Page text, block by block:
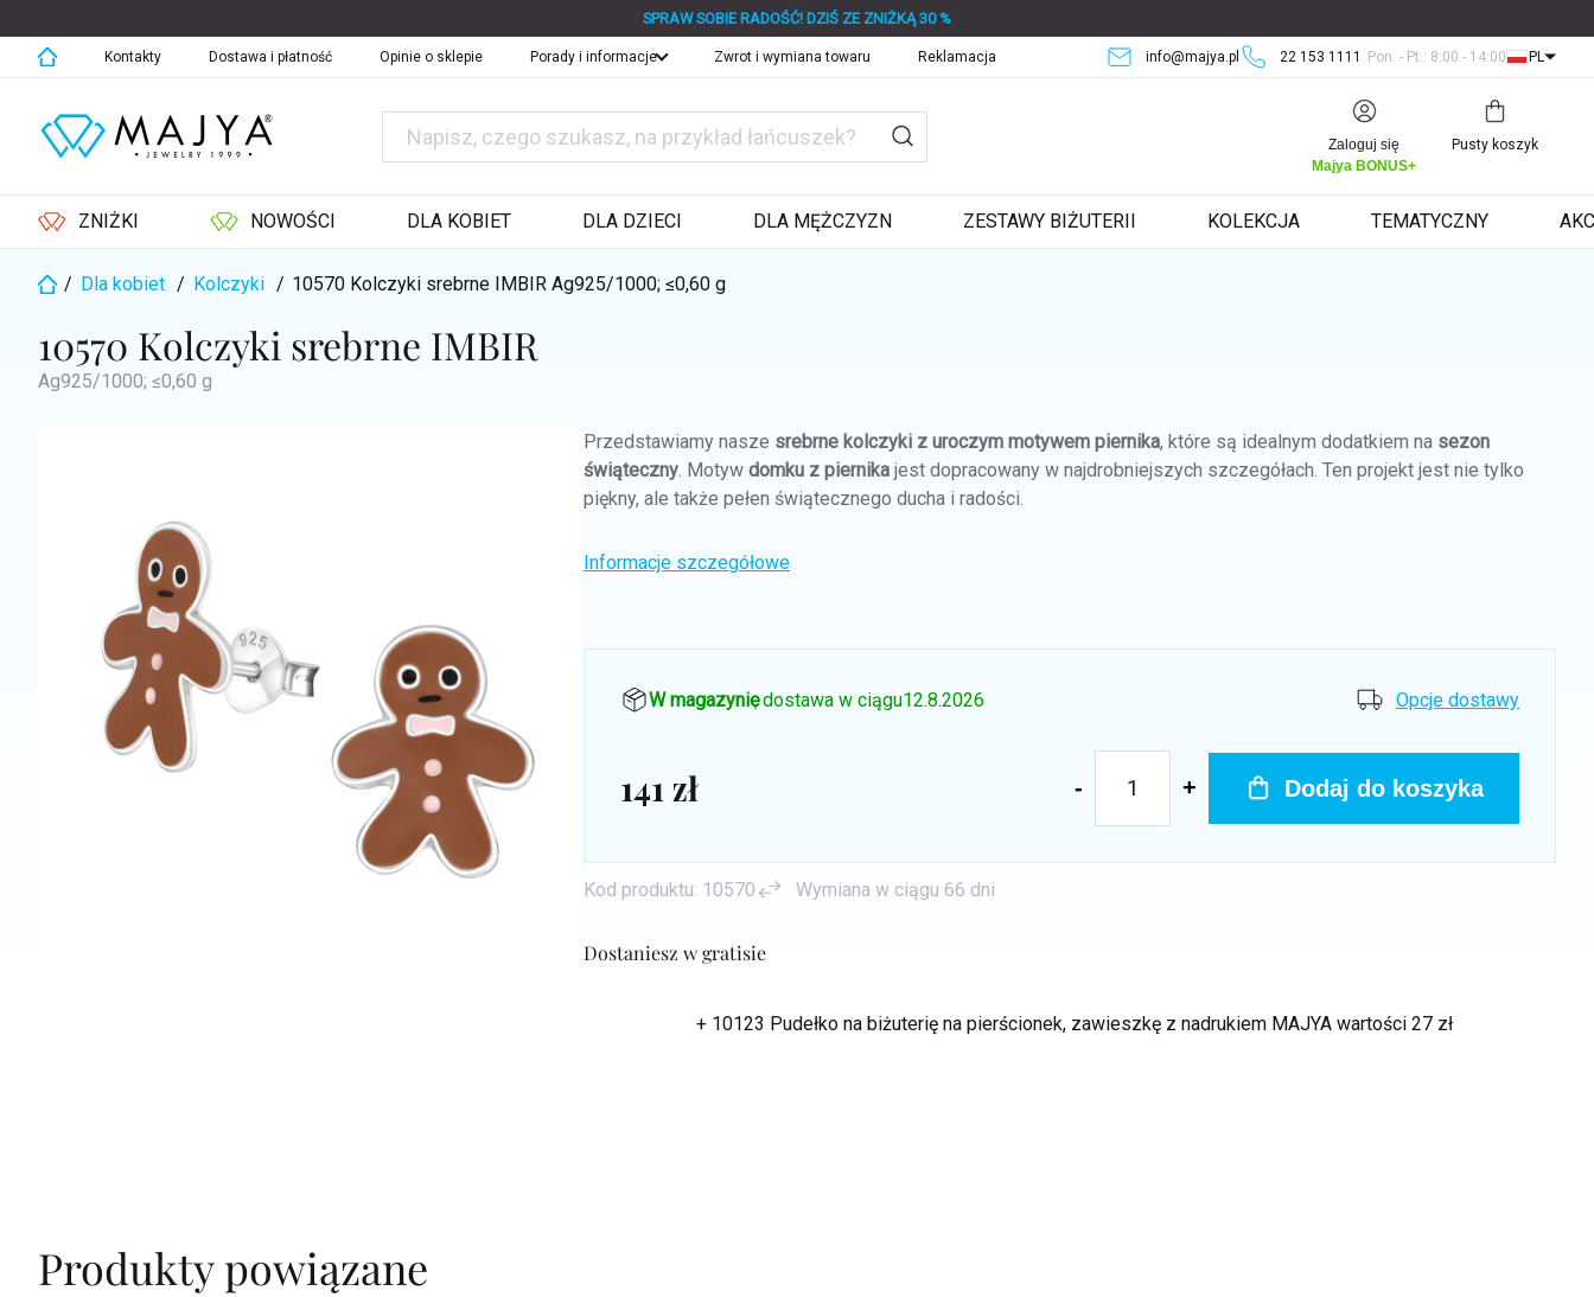
do
treści
SPRAW SOBIE RADOŚĆ! DZIŚ ZE ZNIŻKĄ 30 %
22 153 1111 Pon. - Pt.: 8:00 - 14:00
info@majya.pl
Kontakty Dostawa i płatność Opinie o sklepie Porady i informacje Zwrot i wymiana towaru Reklamacja PL
Zaloguj się
Majya BONUS+
Koszyk
Pusty koszyk
ZNIŻKI NOWOŚCI DLA KOBIET DLA DZIECI DLA MĘŻCZYZN ZESTAWY BIŻUTERII KOLEKCJA TEMATYCZNY
Home
/ Dla kobiet / Kolczyki / 10570 Kolczyki srebrne IMBIRAg925/1000; ≤0,60 g
10570 Kolczyki srebrne IMBIR
Ag925/1000; ≤0,60 g
Dostaniesz w gratisie
+ 10123 Pudełko na biżuterię na pierścionek, zawieszkę z nadrukiem MAJYA wartości 27 zł
Przedstawiamy nasze srebrne kolczyki z uroczym motywem piernika, które są idealnym dodatkiem na sezon
świąteczny. Motyw domku z piernika jest dopracowany w najdrobniejszych szczegółach. Ten projekt jest nie tylko
piękny, ale także pełen świątecznego ducha i radości.
Informacje szczegółowe
W magazynie, dostawa w ciągu12.8.2026 Opcje dostawy
141 zł Dodaj do koszyka
Kod produktu: 10570 Wymiana w ciągu 66 dni
Produkty powiązane